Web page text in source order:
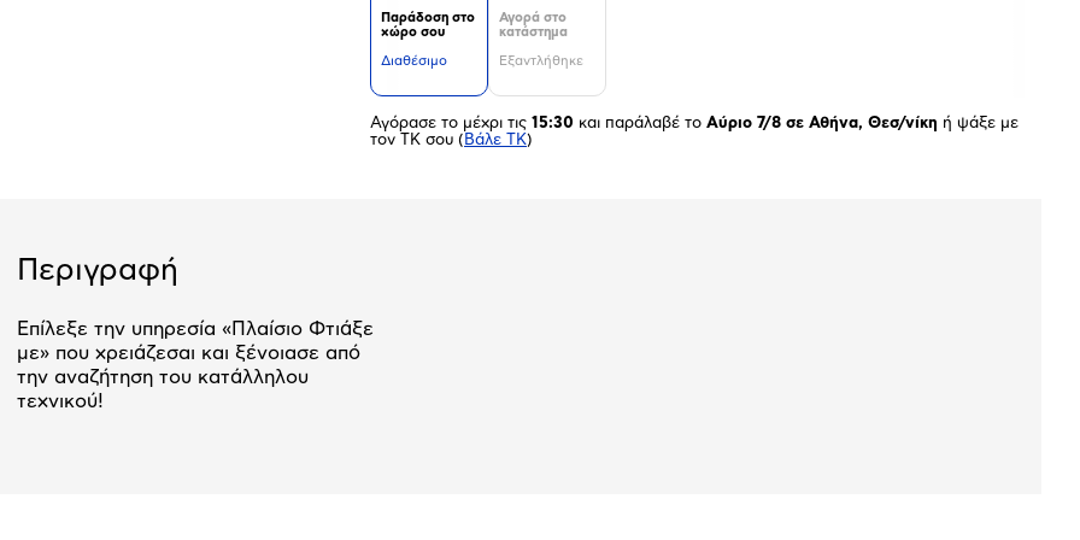
Παράδοση στο
χώρο σου
Διαθέσιμο
Αγορά στο
κατάστημα
Εξαντλήθηκε
Αγόρασε το μέχρι τις 15:30 και παράλαβέ το Αύριο 7/8 σε Αθήνα, Θεσ/νίκη ή ψάξε με
τον ΤΚ σου ( Βάλε ΤΚ)
Περιγραφή
Επίλεξε την υπηρεσία «Πλαίσιο Φτιάξε
με» που χρειάζεσαι και ξένοιασε από
την αναζήτηση του κατάλληλου
τεχνικού!